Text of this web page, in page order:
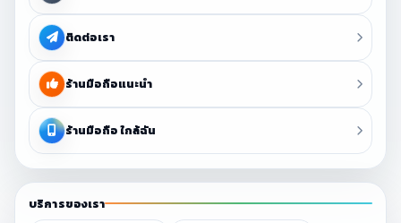
ติดต่อเรา
ร้านมือถือแนะนำ
ร้านมือถือ ใกล้ฉัน
บริการของเรา